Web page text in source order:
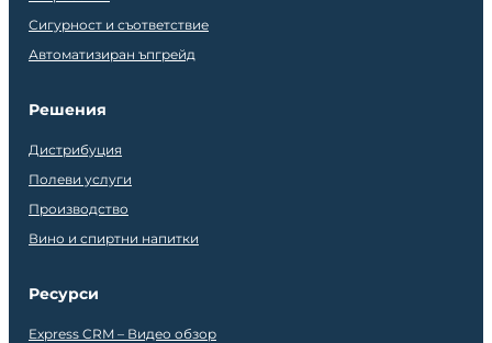
Сигурност и съответствие
Автоматизиран ъпгрейд
Решения
Дистрибуция
Полеви услуги
Производство
Вино и спиртни напитки
Ресурси
Express CRM – Видео обзор